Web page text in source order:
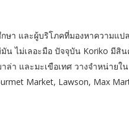
ษา และผู้บริโภคที่มองหาความแป
น ไม่เลอะมือ ปัจจุบัน Koriko มีสิน
ล่า และมะเขือเทศ วางจำหน่ายใน
Market, Lawson, Max